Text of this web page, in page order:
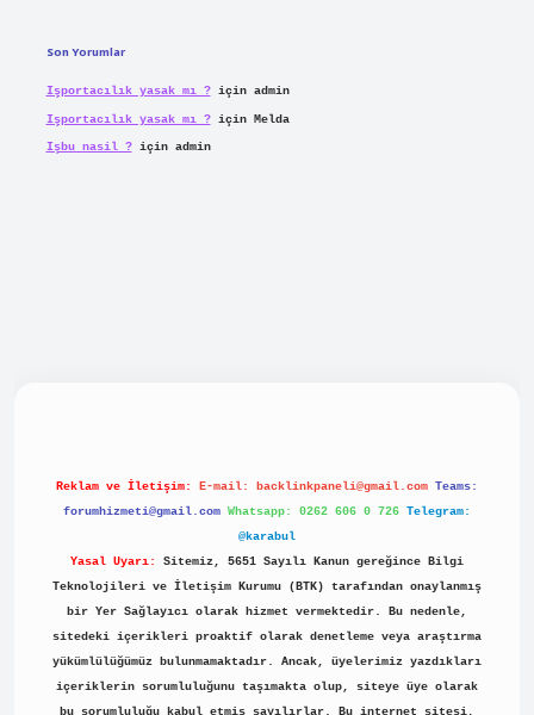
Son Yorumlar
Işportacılık yasak mı ?için admin
Işportacılık yasak mı ?için Melda
Işbu nasil ?için admin
Reklam ve İletişim: E-mail: backlinkpaneli@gmail.com
Teams:
forumhizmeti@gmail.com Whatsapp: 0262 606 0 726
Telegram:
@karabul
Yasal Uyarı:
Sitemiz, 5651 Sayılı Kanun gereğince Bilgi
Teknolojileri ve İletişim Kurumu (BTK) tarafından onaylanmış
bir Yer Sağlayıcı olarak hizmet vermektedir. Bu nedenle,
sitedeki içerikleri proaktif olarak denetleme veya araştırma
yükümlülüğümüz bulunmamaktadır. Ancak, üyelerimiz yazdıkları
içeriklerin sorumluluğunu taşımakta olup, siteye üye olarak